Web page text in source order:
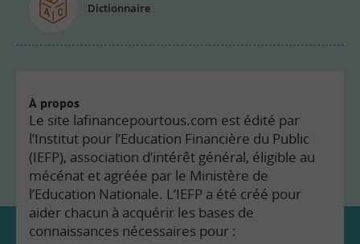
Dictionnaire
À propos
Le site lafinancepourtous.com est édité par
l’Institut pour l’Education Financière du Public
(IEFP), association d’intérêt général, éligible au
mécénat et agréée par le Ministère de
l’Education Nationale. L’IEFP a été créé pour
aider chacun à acquérir les bases de
connaissances nécessaires pour :